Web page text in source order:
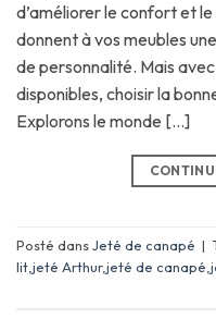
d’améliorer le confort et
donnent à vos meubles
de personnalité. Mais
disponibles, choisir la
Explorons le monde […]
Posté dansJeté de canapé |
lit,jeté Arthur,jeté de canapé,